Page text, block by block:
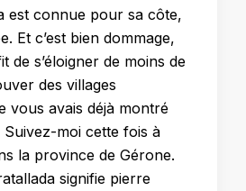
est connue pour sa côte,
Et c’est bien dommage,
de s’éloigner de moins de
des villages
vous avais déjà montré
Suivez-moi cette fois à
la province de Gérone.
signifie pierre